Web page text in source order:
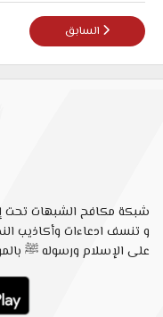
المقال السابق: ماذا
السابق
شبكة مكافح الشبهات تحت
و تنسف ادعاءات وأكاذيب
على الإسلام ورسوله ﷺ